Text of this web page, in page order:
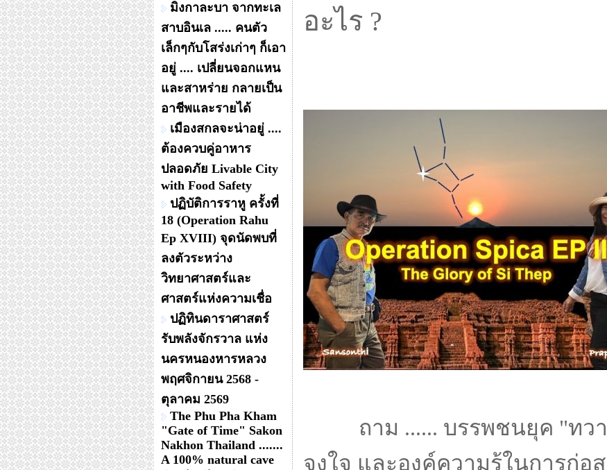
มิงกาละบา จากทะเล
สาบอินเล ..... คนตัว
เล็กๆกับโสร่งเก่าๆ ก็เอา
อยู่ .... เปลี่ยนจอกแหน
และสาหร่าย กลายเป็น
อาชีพและรายได้
เมืองสกลจะน่าอยู่ ....
ต้องควบคู่อาหาร
ปลอดภัย Livable City
with Food Safety
ปฏิบัติการราหู ครั้งที่
18 (Operation Rahu
Ep XVIII) จุดนัดพบที่
ลงตัวระหว่าง
วิทยาศาสตร์และ
ศาสตร์แห่งความเชื่อ
ปฏิทินดาราศาสตร์
รับพลังจักรวาล แห่ง
นครหนองหารหลวง
พฤศจิกายน 2568 -
ตุลาคม 2569
The Phu Pha Kham
"Gate of Time" Sakon
Nakhon Thailand .......
A 100% natural cave
อะไร ?
ถาม ...... บรรพชนยุค "ทวา
จูงใจ และองค์ความรู้ในการก่อ